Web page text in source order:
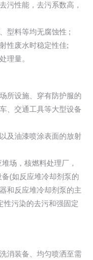
污性能，去污系数高，
型料等均无腐蚀性 ;
性废水时稳定性佳;
理量。
所设施、穿有防护服的
、交通工具等大型设备
及油漆喷涂表面的放射
场，核燃料处理厂，
(如反应堆冷却剂泵的
和反应堆冷却剂泵的主
性污染的去污和强固定
消装备、均匀喷洒至需